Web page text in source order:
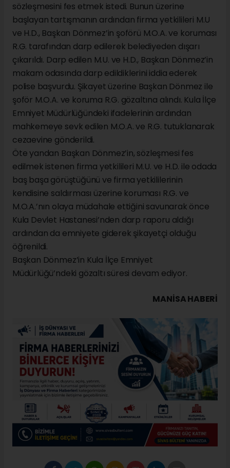
sözleşmesini fes etmek istedi. Bunun üzerine
başlayan tartışmanın ardından firma yetkilileri M.U
ve H.D., Başkan Dönmez’in şoförü M.O.A. ve koruması
R.G. tarafından darp edilerek belediyeden dışarı
çıkarıldı. Darp edilen M.U. ve H.D., Başkan Dönmez’in
makam odasında darp edildiklerini iddia ederek
polise başvurdu. Şikayet üzerine Başkan Dönmez ile
şoför M.O.A. ve koruma R.G. gözaltına alındı. Kula İlçe
Emniyet Müdürlüğündeki ifadelerinin ardından
mahkemeye sevk edilen M.O.A. ve R.G. tutuklanarak
cezaevine gönderildi.
Öte yandan Başkan Dönmez’in, sözleşmesi fes
edilmek istenen firma yetkilileri M.U. ve H.D. ile odada
baş başa görüştüğünü ve firma yetkililerinin
kendisine saldırması üzerine koruması R.G. ve
M.O.A.’nın olaya müdahale ettiğini savunarak önce
Kula Devlet Hastanesi’nden darp raporu aldığı
ardından da emniyete giderek şikayetçi olduğu
öğrenildi.
Başkan Dönmez’in Kula İlçe Emniyet
Müdürlüğü’ndeki gözaltı süresi devam ediyor.
MANISA HABERİ